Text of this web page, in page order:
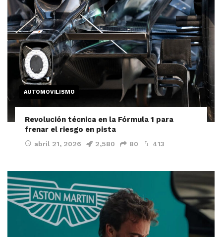
AUTOMOVILISMO
Revolución técnica en la Fórmula 1 para
frenar el riesgo en pista
abril 21, 2026 2,580 80 413